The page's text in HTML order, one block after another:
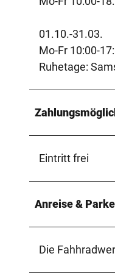
01.10.-31.03.
Mo-Fr 10:00-
Ruhetage:
Eintritt frei
Anreise &
Die